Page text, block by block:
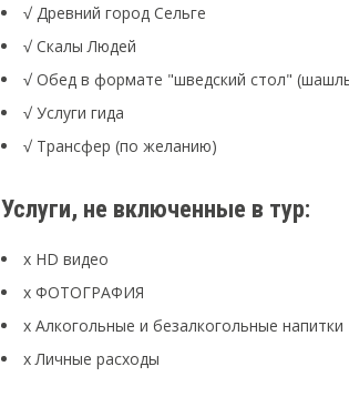
√ Древний город Сельге
√ Скалы Людей
√ Обед в формате "шведский стол"
√ Услуги гида
√ Трансфер (по желанию)
Услуги, не включенные в тур:
x HD видео
x ФОТОГРАФИЯ
x Алкогольные и безалкогольные напитки
x Личные расходы